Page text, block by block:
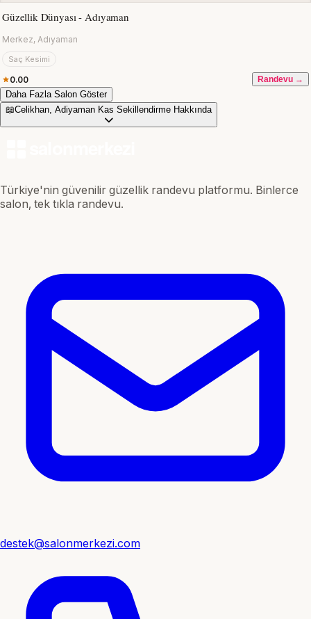
Güzellik Dünyası - Adıyaman
Merkez, Adıyaman
Saç Kesimi
0.00 Randevu →
Daha Fazla Salon Göster
📖Celikhan, Adiyaman Kas Sekillendirme Hakkında
Türkiye'nin güvenilir güzellik randevu platformu. Binlerce
salon, tek tıkla randevu.
destek@salonmerkezi.com